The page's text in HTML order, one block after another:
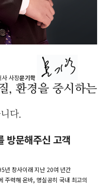
사 사장문기학
, 환경을 중시하는
다.
방문해주신 고객
년 창사이래 지난 20여 년간
주력해 온바, 명실공히 국내 최고의